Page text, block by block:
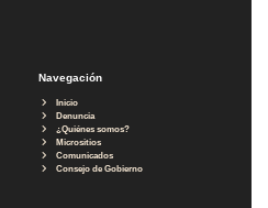
Navegación
Inicio
Denuncia
¿Quiénes somos?
Micrositios
Comunicados
Consejo de Gobierno